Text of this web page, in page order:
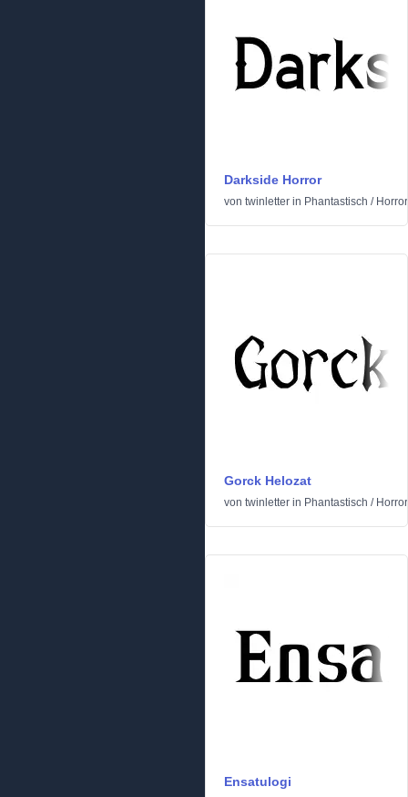
Darkside Horror
von twinletter in Phantastisch / Horror
Gorck Helozat
von twinletter in Phantastisch / Horror
Ensatulogi